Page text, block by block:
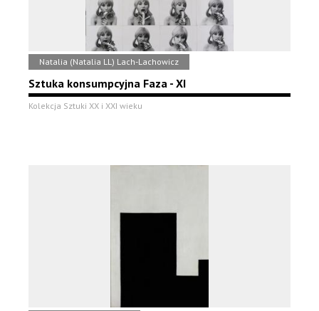
Natalia (Natalia LL) Lach-Lachowicz
Sztuka konsumpcyjna Faza - XI
Kolekcja Sztuki XX i XXI wieku